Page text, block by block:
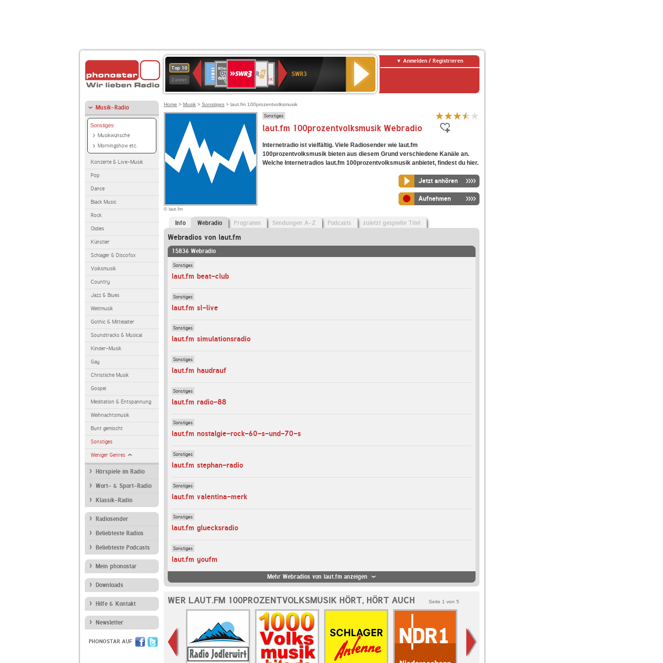
Top 10
Zuletzt
Deutschlandfunk
80er
90er
OLDIE
ANTENNE
4
KLASSIK
SWR
Kultur
NDR
2
SWR3
Anmelden / Registrieren
Musik-Radio
Sonstiges
Musikwünsche
Morningshow etc.
Konzerte & Live-Musik
Pop
Dance
Black Music
Rock
Oldies
Künstler
Schlager & Discofox
Volksmusik
Country
Jazz & Blues
Weltmusik
Gothic & Mittelalter
Soundtracks & Musical
Kinder-Musik
Gay
Christliche Musik
Gospel
Meditation & Entspannung
Weihnachtsmusik
Bunt gemischt
Sonstiges
Weniger Genres
Hörspiele im Radio
Wort- & Sport-Radio
Klassik-Radio
Radiosender
Beliebteste Radios
Beliebteste Podcasts
Mein phonostar
Downloads
Hilfe & Kontakt
Newsletter
PHONOSTAR AUF
Home > Musik > Sonstiges > laut.fm 100prozentvolksmusik
© laut.fm
Sonstiges
laut.fm 100prozentvolksmusik Webradio
Internetradio ist vielfältig. Viele Radiosender wie laut.fm
100prozentvolksmusik bieten aus diesem Grund verschiedene Kanäle an.
Welche Internetradios laut.fm 100prozentvolksmusik anbietet, findest du hier.
Jetzt anhören
Aufnehmen
Info Webradio Programm Sendungen A-Z Podcasts zuletzt gespielte Titel
Webradios von laut.fm
15836 Webradio
Sonstiges
laut.fm beat-club
Sonstiges
laut.fm sl-live
Sonstiges
laut.fm simulationsradio
Sonstiges
laut.fm haudrauf
Sonstiges
laut.fm radio-88
Sonstiges
laut.fm nostalgie-rock-60-s-und-70-s
Sonstiges
laut.fm stephan-radio
Sonstiges
laut.fm valentina-merk
Sonstiges
laut.fm gluecksradio
Sonstiges
laut.fm youfm
Mehr Webradios von laut.fm anzeigen
WER LAUT.FM 100PROZENTVOLKSMUSIK HÖRT, HÖRT AUCH Seite 1 von 5